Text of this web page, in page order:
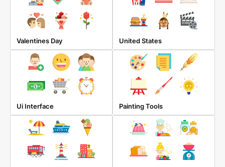
Valentines Day United States
Ui Interface Painting Tools